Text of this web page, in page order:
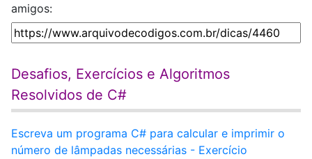
amigos:
Desafios, Exercícios e Algoritmos
Resolvidos de C#
Escreva um programa C# para calcular e imprimir o
número de lâmpadas necessárias - Exercício